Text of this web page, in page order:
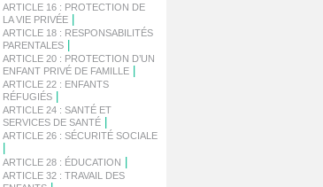
ARTICLE 16 : PROTECTION DE
LA VIE PRIVÉE
ARTICLE 18 : RESPONSABILITÉS
PARENTALES
ARTICLE 20 : PROTECTION D’UN
ENFANT PRIVÉ DE FAMILLE
ARTICLE 22 : ENFANTS
RÉFUGIÉS
ARTICLE 24 : SANTÉ ET
SERVICES DE SANTÉ
ARTICLE 26 : SÉCURITÉ SOCIALE
ARTICLE 28 : ÉDUCATION
ARTICLE 32 : TRAVAIL DES